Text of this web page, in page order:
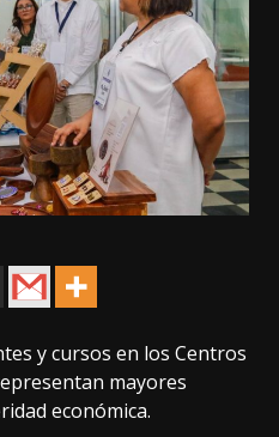
y cursos en los Centros
mayores
económica.